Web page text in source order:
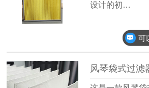
设计的初…
风琴袋式过滤